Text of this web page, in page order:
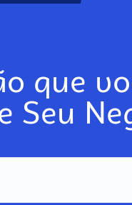
que
Seu